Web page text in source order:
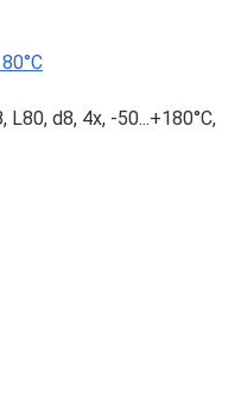
d8, 4х, -50...+180°С,